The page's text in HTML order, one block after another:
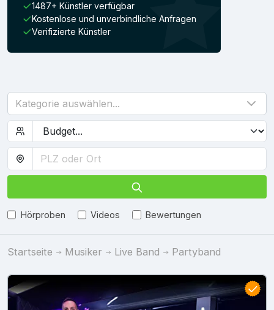
1487+ Künstler verfügbar
Kostenlose und unverbindliche Anfragen
Verifizierte Künstler
Kategorie auswählen...
Hörproben Videos Bewertungen
Startseite Musiker Live Band Partyband